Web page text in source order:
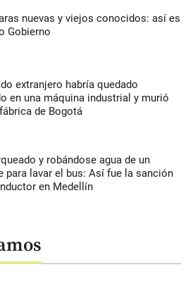
nuevas y viejos conocidos: así es
Gobierno
extranjero habría quedado
en una máquina industrial y murió
de Bogotá
y robándose agua de un
para lavar el bus: Así fue la sanción
en Medellín